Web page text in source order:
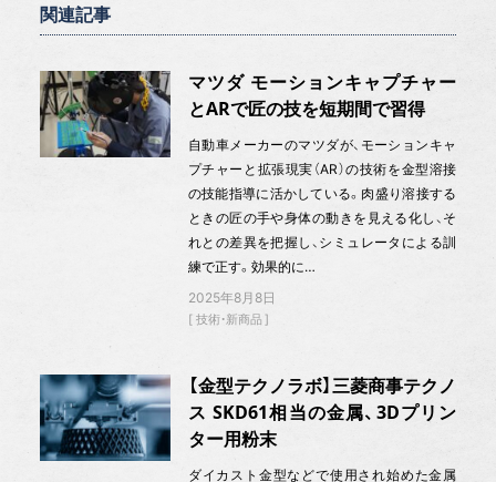
関連記事
マツダ モーションキャプチャー
とARで匠の技を短期間で習得
自動車メーカーのマツダが、モーションキャ
プチャーと拡張現実（AR）の技術を金型溶接
の技能指導に活かしている。肉盛り溶接する
ときの匠の手や身体の動きを見える化し、そ
れとの差異を把握し、シミュレータによる訓
練で正す。効果的に…
2025年8月8日
技術・新商品
【金型テクノラボ】三菱商事テクノ
ス SKD61相当の金属、3Dプリン
ター用粉末
ダイカスト金型などで使用され始めた金属